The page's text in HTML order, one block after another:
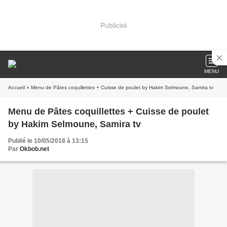
Publicité
MENU
Accueil » Menu de Pâtes coquillettes + Cuisse de poulet by Hakim Selmoune, Samira tv
Menu de Pâtes coquillettes + Cuisse de poulet
by Hakim Selmoune, Samira tv
Publié le 10/05/2018 à 13:15
Par Okbob.net